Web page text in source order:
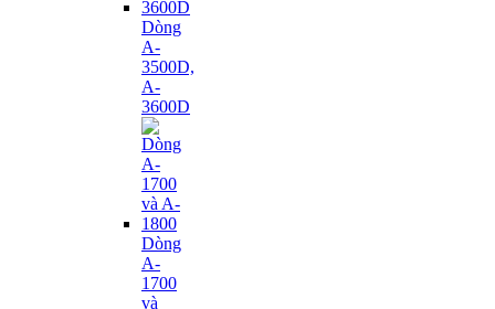
Dòng
A-
3500D,
A-
3600D
Dòng
A-
1700
và